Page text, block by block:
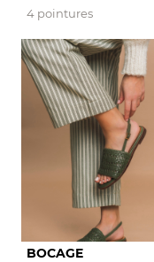
4 pointures
BOCAGE